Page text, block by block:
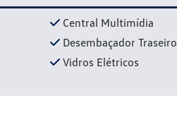
Central Multimídia
Desembaçador Traseiro
Vidros Elétricos